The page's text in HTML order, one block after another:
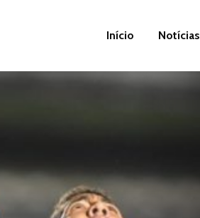
Início Notícias